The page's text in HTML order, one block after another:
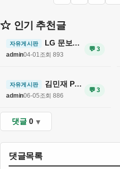
인기 추천글
자유게시판 LG 문보경 4번타자로 빛나며 시즌 9승 1패 달성
admin04-01조회 893
💬 3
자유게시판 김민재 PSG 이적 가능성 확산
admin06-05조회 886
💬 3
댓글 0
댓글목록